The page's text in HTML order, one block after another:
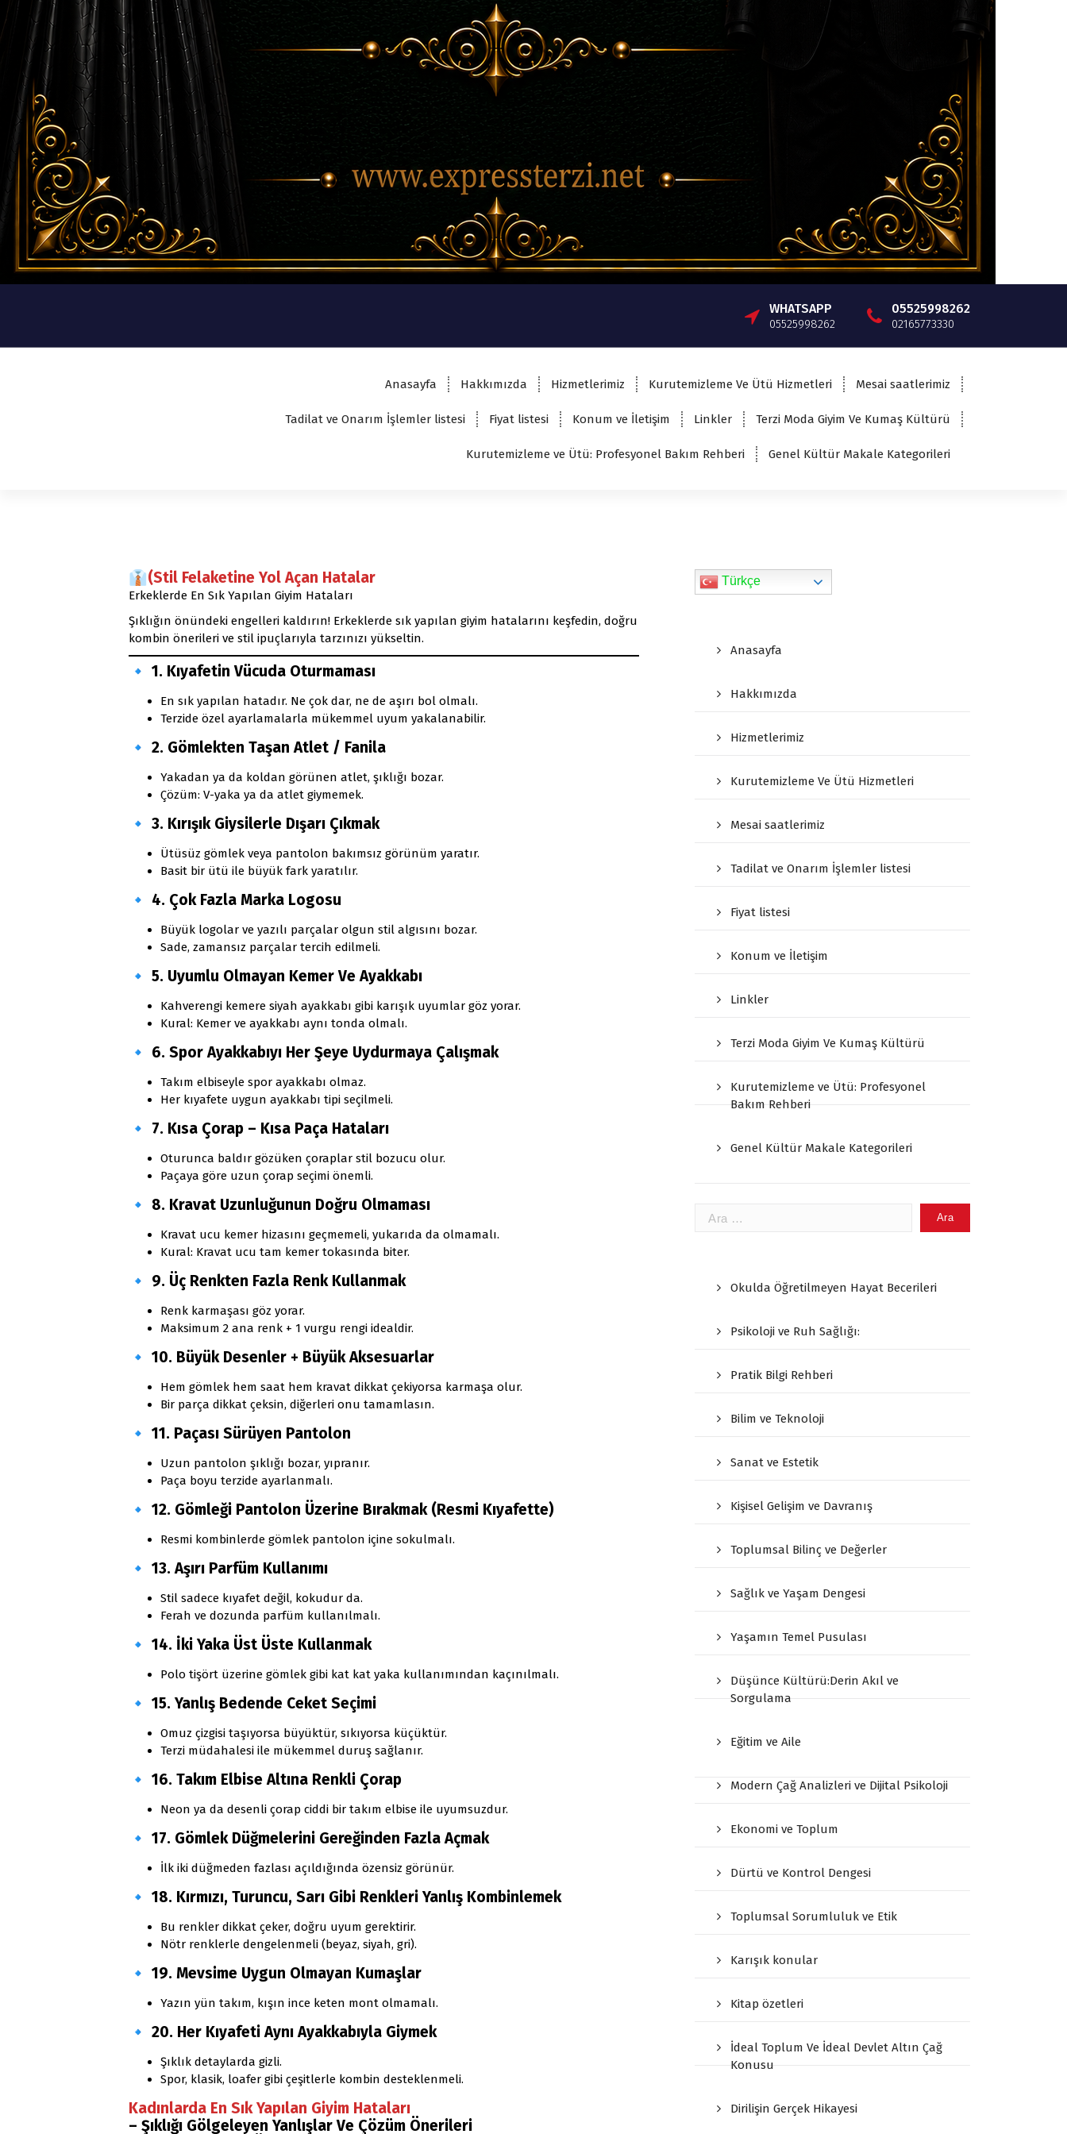
WHATSAPP
05525998262
05525998262
02165773330
Anasayfa Hakkımızda Hizmetlerimiz Kurutemizleme Ve Ütü Hizmetleri Mesai saatlerimiz
Tadilat ve Onarım İşlemler listesi Fiyat listesi Konum ve İletişim Linkler Terzi Moda Giyim Ve Kumaş Kültürü
Kurutemizleme ve Ütü: Profesyonel Bakım Rehberi Genel Kültür Makale Kategorileri
👔(Stil Felaketine Yol Açan Hatalar
Erkeklerde En Sık Yapılan Giyim Hataları
Şıklığın önündeki engelleri kaldırın! Erkeklerde sık yapılan giyim hatalarını keşfedin, doğru
kombin önerileri ve stil ipuçlarıyla tarzınızı yükseltin.
🔹 1. Kıyafetin Vücuda Oturmaması
En sık yapılan hatadır. Ne çok dar, ne de aşırı bol olmalı.
Terzide özel ayarlamalarla mükemmel uyum yakalanabilir.
🔹 2. Gömlekten Taşan Atlet / Fanila
Yakadan ya da koldan görünen atlet, şıklığı bozar.
Çözüm: V-yaka ya da atlet giymemek.
🔹 3. Kırışık Giysilerle Dışarı Çıkmak
Ütüsüz gömlek veya pantolon bakımsız görünüm yaratır.
Basit bir ütü ile büyük fark yaratılır.
🔹 4. Çok Fazla Marka Logosu
Büyük logolar ve yazılı parçalar olgun stil algısını bozar.
Sade, zamansız parçalar tercih edilmeli.
🔹 5. Uyumlu Olmayan Kemer Ve Ayakkabı
Kahverengi kemere siyah ayakkabı gibi karışık uyumlar göz yorar.
Kural: Kemer ve ayakkabı aynı tonda olmalı.
🔹 6. Spor Ayakkabıyı Her Şeye Uydurmaya Çalışmak
Takım elbiseyle spor ayakkabı olmaz.
Her kıyafete uygun ayakkabı tipi seçilmeli.
🔹 7. Kısa Çorap – Kısa Paça Hataları
Oturunca baldır gözüken çoraplar stil bozucu olur.
Paçaya göre uzun çorap seçimi önemli.
🔹 8. Kravat Uzunluğunun Doğru Olmaması
Kravat ucu kemer hizasını geçmemeli, yukarıda da olmamalı.
Kural: Kravat ucu tam kemer tokasında biter.
🔹 9. Üç Renkten Fazla Renk Kullanmak
Renk karmaşası göz yorar.
Maksimum 2 ana renk + 1 vurgu rengi idealdir.
🔹 10. Büyük Desenler + Büyük Aksesuarlar
Hem gömlek hem saat hem kravat dikkat çekiyorsa karmaşa olur.
Bir parça dikkat çeksin, diğerleri onu tamamlasın.
🔹 11. Paçası Sürüyen Pantolon
Uzun pantolon şıklığı bozar, yıpranır.
Paça boyu terzide ayarlanmalı.
🔹 12. Gömleği Pantolon Üzerine Bırakmak (Resmi Kıyafette)
Resmi kombinlerde gömlek pantolon içine sokulmalı.
🔹 13. Aşırı Parfüm Kullanımı
Stil sadece kıyafet değil, kokudur da.
Ferah ve dozunda parfüm kullanılmalı.
🔹 14. İki Yaka Üst Üste Kullanmak
Polo tişört üzerine gömlek gibi kat kat yaka kullanımından kaçınılmalı.
🔹 15. Yanlış Bedende Ceket Seçimi
Omuz çizgisi taşıyorsa büyüktür, sıkıyorsa küçüktür.
Terzi müdahalesi ile mükemmel duruş sağlanır.
🔹 16. Takım Elbise Altına Renkli Çorap
Neon ya da desenli çorap ciddi bir takım elbise ile uyumsuzdur.
🔹 17. Gömlek Düğmelerini Gereğinden Fazla Açmak
İlk iki düğmeden fazlası açıldığında özensiz görünür.
🔹 18. Kırmızı, Turuncu, Sarı Gibi Renkleri Yanlış Kombinlemek
Bu renkler dikkat çeker, doğru uyum gerektirir.
Nötr renklerle dengelenmeli (beyaz, siyah, gri).
🔹 19. Mevsime Uygun Olmayan Kumaşlar
Yazın yün takım, kışın ince keten mont olmamalı.
🔹 20. Her Kıyafeti Aynı Ayakkabıyla Giymek
Şıklık detaylarda gizli.
Spor, klasik, loafer gibi çeşitlerle kombin desteklenmeli.
Kadınlarda En Sık Yapılan Giyim Hataları
– Şıklığı Gölgeleyen Yanlışlar Ve Çözüm Önerileri
Türkçe
Anasayfa
Hakkımızda
Hizmetlerimiz
Kurutemizleme Ve Ütü Hizmetleri
Mesai saatlerimiz
Tadilat ve Onarım İşlemler listesi
Fiyat listesi
Konum ve İletişim
Linkler
Terzi Moda Giyim Ve Kumaş Kültürü
Kurutemizleme ve Ütü: Profesyonel
Bakım Rehberi
Genel Kültür Makale Kategorileri
Arama:
Okulda Öğretilmeyen Hayat Becerileri
Psikoloji ve Ruh Sağlığı:
Pratik Bilgi Rehberi
Bilim ve Teknoloji
Sanat ve Estetik
Kişisel Gelişim ve Davranış
Toplumsal Bilinç ve Değerler
Sağlık ve Yaşam Dengesi
Yaşamın Temel Pusulası
Düşünce Kültürü:Derin Akıl ve
Sorgulama
Eğitim ve Aile
Modern Çağ Analizleri ve Dijital Psikoloji
Ekonomi ve Toplum
Dürtü ve Kontrol Dengesi
Toplumsal Sorumluluk ve Etik
Karışık konular
Kitap özetleri
İdeal Toplum Ve İdeal Devlet Altın Çağ
Konusu
Dirilişin Gerçek Hikayesi